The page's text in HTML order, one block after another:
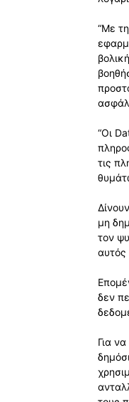
“Με
“Οι
τις
μη
τον
αυτός
δεν
Για